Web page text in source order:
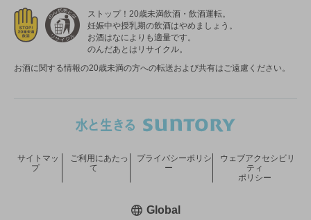
ストップ！20歳未満飲酒・飲酒運転。
妊娠中や授乳期の飲酒はやめましょう。
お酒はなによりも適量です。
のんだあとはリサイクル。
お酒に関する情報の20歳未満の方への転送および共有はご遠慮ください。
サイトマッ
プ
ご利用にあたっ
て
プライバシーポリシ
ー
ウェブアクセシビリ
ティ
ポリシー
Global新しいウィンドウで開く